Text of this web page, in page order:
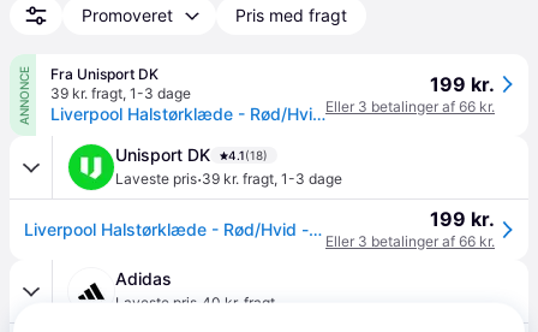
Promoveret Pris med fragt
ANNONCE
Fra Unisport DK
39 kr. fragt, 1-3 dage
Liverpool Halstørklæde - Rød/Hvid - adidas.
199 kr.
Eller 3 betalinger af 66 kr.
Unisport DK 4.1(18)
Laveste pris·39 kr. fragt, 1-3 dage
Liverpool Halstørklæde - Rød/Hvid - adidas. 199 kr.
Eller 3 betalinger af 66 kr.
Adidas
Laveste pris 40 kr. fragt